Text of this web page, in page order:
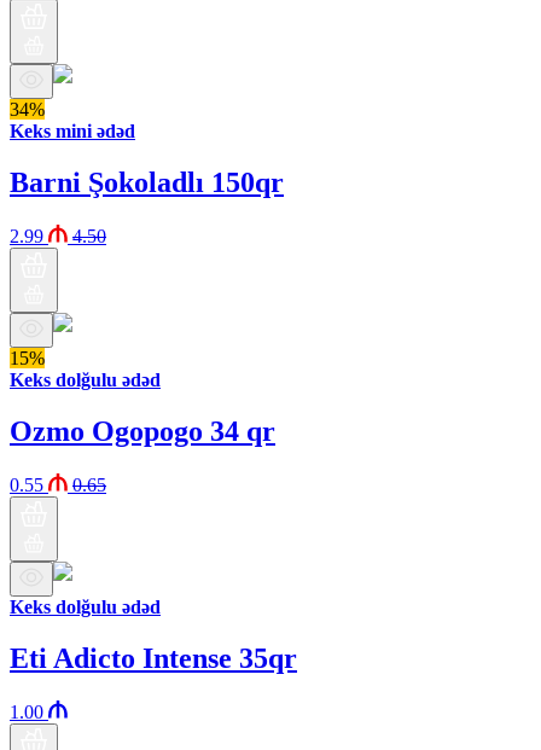
34%
Keks mini ədəd
Barni Şokoladlı 150qr
2.99 4.50
15%
Keks dolğulu ədəd
Ozmo Ogopogo 34 qr
0.55 0.65
Keks dolğulu ədəd
Eti Adicto Intense 35qr
1.00